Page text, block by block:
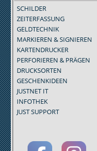
SCHILDER
ZEITERFASSUNG
GELDTECHNIK
MARKIEREN & SIGNIEREN
KARTENDRUCKER
PERFORIEREN & PRÄGEN
DRUCKSORTEN
GESCHENKIDEEN
JUSTNET IT
INFOTHEK
JUST SUPPORT